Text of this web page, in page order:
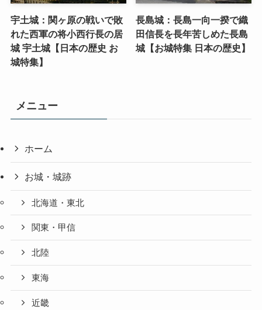
宇土城：関ヶ原の戦いで敗
れた西軍の将小西行長の居
城 宇土城【日本の歴史 お
城特集】
長島城：長島一向一揆で織
田信長を長年苦しめた長島
城【お城特集 日本の歴史】
メニュー
ホーム
お城・城跡
北海道・東北
関東・甲信
北陸
東海
近畿